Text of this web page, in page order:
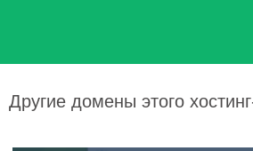
Другие домены этого